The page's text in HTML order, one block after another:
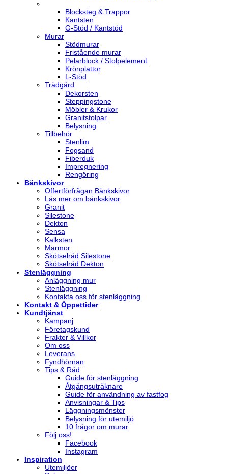
Blocksteg & Trappor
Kantsten
G-Stöd / Kantstöd
Murar
Stödmurar
Fristående murar
Pelarblock / Stolpelement
Krönplattor
L-Stöd
Trädgård
Dekorsten
Steppingstone
Möbler & Krukor
Granitstolpar
Belysning
Tillbehör
Stenlim
Fogsand
Fiberduk
Impregnering
Rengöring
Bänkskivor
Offertförfrågan Bänkskivor
Läs mer om bänkskivor
Granit
Silestone
Dekton
Sensa
Kalksten
Marmor
Skötselråd Silestone
Skötselråd Dekton
Stenläggning
Anläggning mur
Stenläggning
Kontakta oss för stenläggning
Kontakt & Öppettider
Kundtjänst
Kampanj
Företagskund
Frakter & Villkor
Om oss
Leverans
Fyndhörnan
Tips & Råd
Guide för stenläggning
Åtgångsuträknare
Guide för användning av fastfog
Anvisningar & Tips
Läggningsmönster
Belysning för utemiljö
10 frågor om murar
Följ oss!
Facebook
Instagram
Inspiration
Utemiljöer